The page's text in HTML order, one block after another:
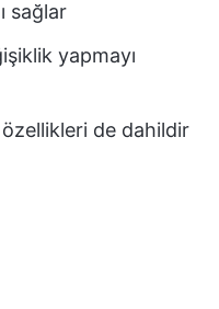
sağlar
yapmayı
de dahildir